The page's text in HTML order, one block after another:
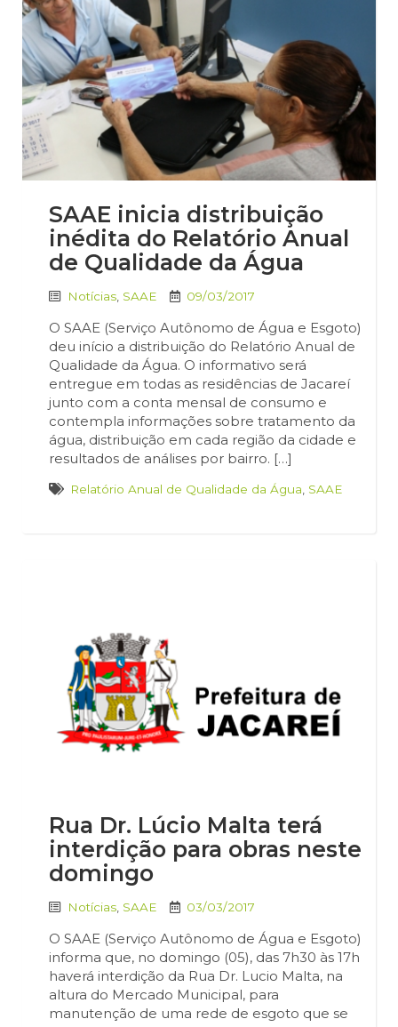
SAAE inicia distribuição
inédita do Relatório Anual
de Qualidade da Água
Notícias SAAE 09/03/2017
O SAAE (Serviço Autônomo de Água e Esgoto)
deu início a distribuição do Relatório Anual de
Qualidade da Água. O informativo será
entregue em todas as residências de Jacareí
junto com a conta mensal de consumo e
contempla informações sobre tratamento da
água, distribuição em cada região da cidade e
resultados de análises por bairro. […]
Relatório Anual de Qualidade da Água SAAE
Rua Dr. Lúcio Malta terá
interdição para obras neste
domingo
Notícias SAAE 03/03/2017
O SAAE (Serviço Autônomo de Água e Esgoto)
informa que, no domingo (05), das 7h30 às 17h
haverá interdição da Rua Dr. Lucio Malta, na
altura do Mercado Municipal, para
manutenção de uma rede de esgoto que se